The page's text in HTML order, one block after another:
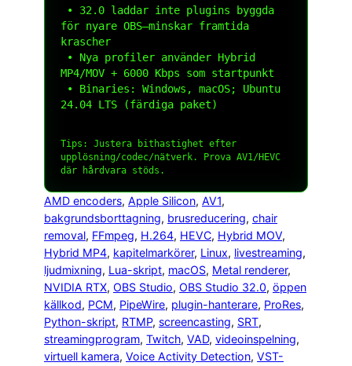
för nyare OBS—minskar framtida
krascher
MP4/MOV + 6000 Kbps som startpunkt
24.04 LTS (färdiga paket)
Tips: Justera bithastighet efter
upplösning/codec/nätverk. Prova AV1/HEVC
där hårdvara stöds.
AMD encoders, Apple Silicon, AV1
bakgrundsborttagning, brusreducering, chair
removal, FFmpeg, H.264, HEVC, Hybrid MOV
Hybrid MP4, kapitelmarkörer, Linux, livestreaming
ljudmixning, Lua-skript, macOS, Metal renderer
NVIDIA RTX, OBS Studio, OBS Studio 32.0, öppen
källkod, PCM, PipeWire, plugin-hanterare, ProRes
Python-skript, RTMP, screencasting, SRT
streamingprogram, Twitch, VAD, videoinspelning
virtuell kamera, Voice Activity Detection, VST-